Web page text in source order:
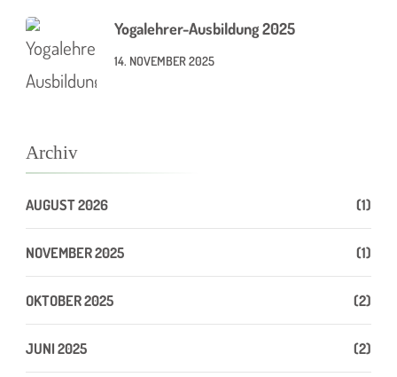
Yogalehrer-Ausbildung 2025
14. NOVEMBER 2025
Archiv
AUGUST 2026 (1)
NOVEMBER 2025 (1)
OKTOBER 2025 (2)
JUNI 2025 (2)